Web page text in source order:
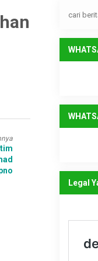
Legal